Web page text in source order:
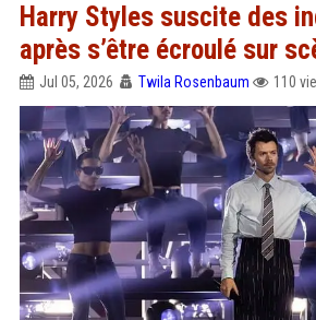
Harry Styles suscite des
après s’être écroulé sur
Jul 05, 2026 Twila Rosenbaum 110